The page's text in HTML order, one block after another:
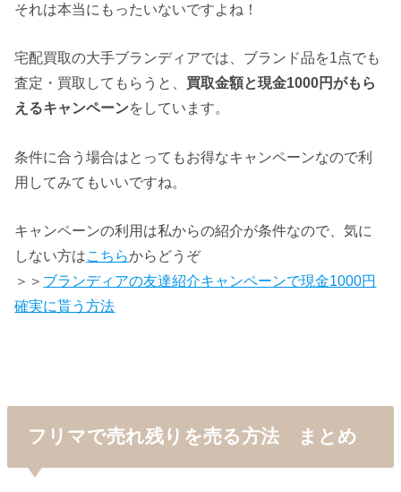
それは本当にもったいないですよね！
宅配買取の大手ブランディアでは、ブランド品を1点でも
査定・買取してもらうと、 買取金額と現金1000円がもら
えるキャンペーンをしています。
条件に合う場合はとってもお得なキャンペーンなので利
用してみてもいいですね。
キャンペーンの利用は私からの紹介が条件なので、気に
しない方はこちらからどうぞ
＞＞ ブランディアの友達紹介キャンペーンで現金1000円
確実に貰う方法
フリマで売れ残りを売る方法 まとめ